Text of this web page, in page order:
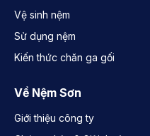
Vệ sinh nệm
Sử dụng nệm
Kiến thức chăn ga gối
Về Nệm Sơn
Giới thiệu công ty